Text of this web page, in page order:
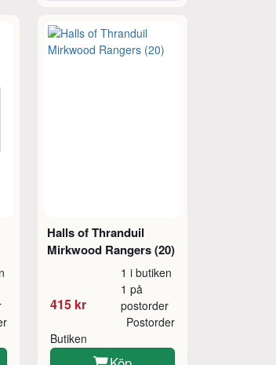
Halls of Thranduil
Mirkwood Rangers (20)
415 kr
1 i butiken
1 på
postorder
Butiken
Postorder